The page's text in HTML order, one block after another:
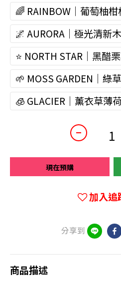
🌈 RAINBOW｜葡萄柚
🌌 AURORA｜極光清新
⭐ NORTH STAR｜黑醋
🌱 MOSS GARDEN｜綠
🧊 GLACIER｜薰衣草薄
現在預購
加入追
分享到
商品描述